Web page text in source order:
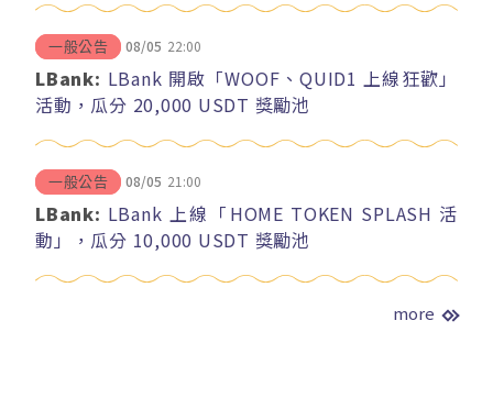
一般公告 08/05 22:00
LBank: LBank 開啟「WOOF、QUID1 上線狂歡」
活動，瓜分 20,000 USDT 獎勵池
一般公告 08/05 21:00
LBank: LBank 上線「HOME TOKEN SPLASH 活
動」，瓜分 10,000 USDT 獎勵池
more